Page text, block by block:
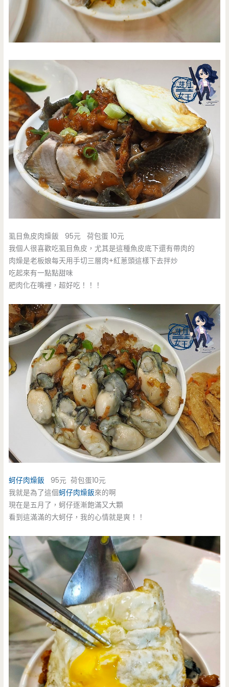
虱目魚皮肉燥飯 95元 荷包蛋 10元
我個人很喜歡吃虱目魚皮，尤其是這種魚皮底下還有帶肉的
肉燥是老板娘每天用手切三層肉+紅蔥頭這樣下去拌炒
吃起來有一點點甜味
肥肉化在嘴裡，超好吃！！！
蚵仔肉燥飯 95元 荷包蛋10元
我就是為了這個蚵仔肉燥飯來的啊
現在是五月了，蚵仔逐漸飽滿又大顆
看到這滿滿的大蚵仔，我的心情就是爽！！